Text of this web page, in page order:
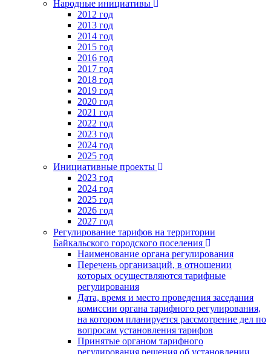
Народные инициативы
2012 год
2013 год
2014 год
2015 год
2016 год
2017 год
2018 год
2019 год
2020 год
2021 год
2022 год
2023 год
2024 год
2025 год
Инициативные проекты
2023 год
2024 год
2025 год
2026 год
2027 год
Регулирование тарифов на территории
Байкальского городского поселения
Наименование органа регулирования
Перечень организаций, в отношении
которых осуществляются тарифные
регулирования
Дата, время и место проведения заседания
комиссии органа тарифного регулирования,
на котором планируется рассмотрение дел по
вопросам установления тарифов
Принятые органом тарифного
регулирования решения об установлении